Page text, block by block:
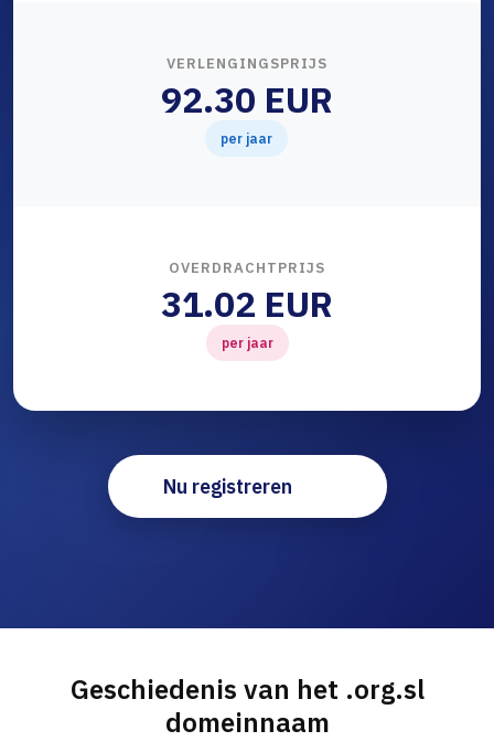
VERLENGINGSPRIJS
92.30 EUR
per jaar
OVERDRACHTPRIJS
31.02 EUR
per jaar
Nu registreren
Geschiedenis van het .org.sl
domeinnaam